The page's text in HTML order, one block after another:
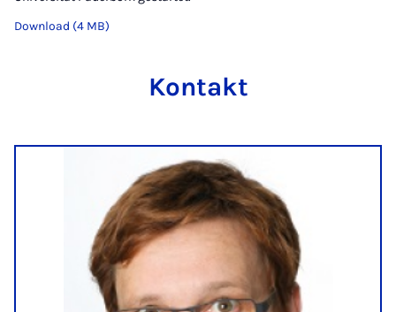
Download (4 MB)
Kontakt